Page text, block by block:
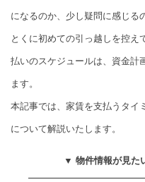
になるのか、少し疑問に感じる
とくに初めての引っ越しを控え
払いのスケジュールは、資金計
ます。
本記事では、家賃を支払うタイ
について解説いたします。
▼ 物件情報が見た